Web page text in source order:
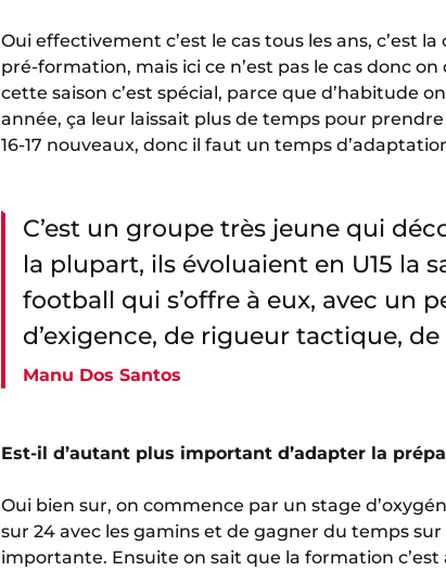
Oui effectivement c’est le cas tous les ans, c’est
pré-formation, mais ici ce n’est pas le cas donc
cette saison c’est spécial, parce que d’habitude
année, ça leur laissait plus de temps pour
16-17 nouveaux, donc il faut un temps
C’est un groupe très jeune qui
la plupart, ils évoluaient en U15 la
football qui s’offre à eux, avec un
d’exigence, de rigueur tactique,
Manu Dos Santos
Est-il d’autant plus important d’adapter la
Oui bien sur, on commence par un stage
sur 24 avec les gamins et de gagner du temps
importante. Ensuite on sait que la formation